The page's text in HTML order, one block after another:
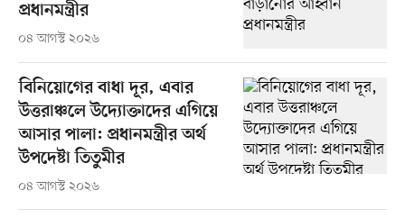
প্রধানমন্ত্রীর
০৪ আগস্ট ২০২৬
বিনিয়োগের বাধা দূর, এবার
উত্তরাঞ্চলে উদ্যোক্তাদের এগিয়ে
আসার পালা: প্রধানমন্ত্রীর অর্থ
উপদেষ্টা তিতুমীর
০৪ আগস্ট ২০২৬